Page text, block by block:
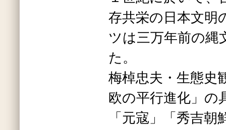
存共栄の日本文明
ツは三万年前の縄
た。
梅棹忠夫・生態史
欧の平行進化」の
「元寇」「秀吉